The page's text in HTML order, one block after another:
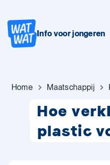
Info voor jongeren
Home Maatschappij
Hoe
plastic